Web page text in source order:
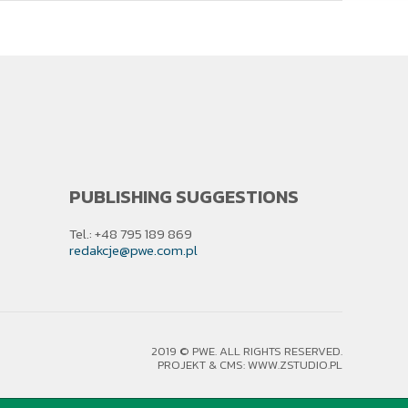
PUBLISHING SUGGESTIONS
Tel.: +48 795 189 869
redakcje@pwe.com.pl
2019 © PWE. ALL RIGHTS RESERVED.
PROJEKT & CMS:WWW.ZSTUDIO.PL